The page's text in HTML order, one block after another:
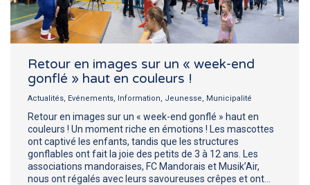
Retour en images sur un « week-end
gonflé » haut en couleurs !
Actualités, Evénements, Information, Jeunesse, Municipalité
Retour en images sur un « week-end gonflé » haut en
couleurs ! Un moment riche en émotions ! Les mascottes
ont captivé les enfants, tandis que les structures
gonflables ont fait la joie des petits de 3 à 12 ans. Les
associations mandoraises, FC Mandorais et Musik’Air,
nous ont régalés avec leurs savoureuses crêpes et ont…